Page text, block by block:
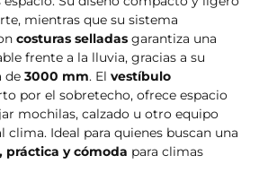
mientras que su sistema
costuras selladas garantiza una
frente a la lluvia, gracias a su
de 3000 mm. El vestíbulo
por el sobretecho, ofrece espacio
mochilas, calzado u otro equipo
Ideal para quienes buscan una
práctica y cómoda para climas